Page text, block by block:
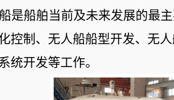
是船舶当前及未来发展的最
控制、无人船船型开发、无
统开发等工作。